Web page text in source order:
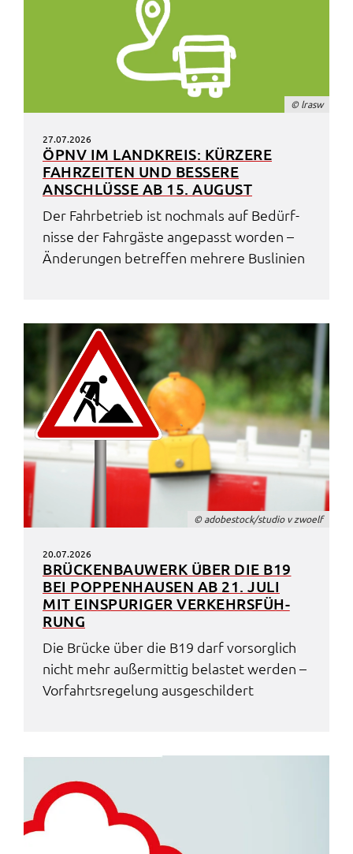
© lrasw
27.07.2026
ÖPNV IM LAND­KREIS: KÜRZE­RE
FAHR­ZEI­TEN UND BESSE­RE
ANSCHLÜS­SE AB 15. AUGUST
Der Fahr­be­trieb ist noch­mals auf Bedürf­
nis­se der Fahr­gäs­te ange­passt worden –
Ände­run­gen betref­fen mehre­re Busli­ni­en
© adobe­stock/studio v zwoelf
20.07.2026
BRÜCKEN­BAU­WERK ÜBER DIE B19
BEI POPPEN­HAU­SEN AB 21. JULI
MIT EINSPU­RI­GER VERKEHRS­FÜH­
RUNG
Die Brücke über die B19 darf vorsorg­lich
nicht mehr außer­mit­tig belas­tet werden –
Vorfahrts­re­ge­lung ausge­schil­dert